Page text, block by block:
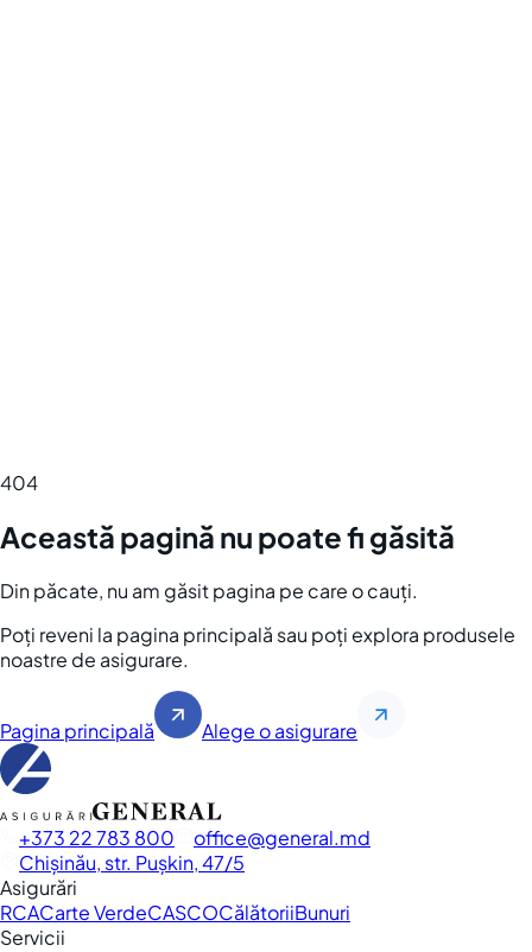
404
Această pagină nu poate fi găsită
Din păcate, nu am găsit pagina pe care o cauți.
Poți reveni la pagina principală sau poți explora produsele
noastre de asigurare.
Pagina principală Alege o asigurare
+373 22 783 800 office
general.md
Chișinău, str. Pușkin, 47/5
Asigurări
RCACarte VerdeCASCOCălătoriiBunuri
Servicii